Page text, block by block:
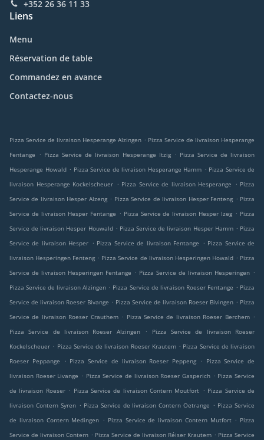
+352 26 36 11 33
Liens
Menu
Réservation de table
Commandez en avance
Contactez-nous
Pizza Service de livraison Hesperange Alzingen . Pizza Service de livraison Hesperange
Fentange
. Pizza Service de livraison Hesperange Itzig . Pizza Service de livraison
Hesperange Howald . Pizza Service de livraison Hesperange Hamm . Pizza Service de
livraison Hesperange Kockelscheuer . Pizza Service de livraison Hesperange . Pizza
Service de livraison Hesper Alzeng . Pizza Service de livraison Hesper Fenteng . Pizza
Service de livraison Hesper Fentange . Pizza Service de livraison Hesper Izeg . Pizza
Service de livraison Hesper Houwald . Pizza Service de livraison Hesper Hamm . Pizza
Service de livraison Hesper . Pizza Service de livraison Fentange . Pizza Service de
livraison Hesperingen Fenteng . Pizza Service de livraison Hesperingen Howald . Pizza
Service de livraison Hesperingen Fentange . Pizza Service de livraison Hesperingen .
Pizza Service de livraison Alzingen . Pizza Service de livraison Roeser Fentange . Pizza
Service de livraison Roeser Bivange . Pizza Service de livraison Roeser Bivingen . Pizza
Service de livraison Roeser Crauthem . Pizza Service de livraison Roeser Berchem .
Pizza Service de livraison Roeser Alzingen
.
Pizza Service de livraison Roeser
Kockelscheuer . Pizza Service de livraison Roeser Krautem . Pizza Service de livraison
Roeser Peppange
. Pizza Service de livraison Roeser Peppeng . Pizza Service de
livraison Roeser Livange . Pizza Service de livraison Roeser Gasperich . Pizza Service
de livraison Roeser . Pizza Service de livraison Contern Moutfort . Pizza Service de
livraison Contern Syren . Pizza Service de livraison Contern Oetrange . Pizza Service
de livraison Contern Medingen . Pizza Service de livraison Contern Mutfort . Pizza
Service de livraison Contern . Pizza Service de livraison Réiser Krautem . Pizza Service